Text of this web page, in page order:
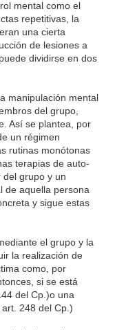
mental como el
repetitivas, la
una cierta
de lesiones a
dividirse en dos
manipulación mental
del grupo,
Así se plantea, por
un régimen
rutinas monótonas
terapias de auto-
grupo y un
de aquella persona
y sigue estas
el grupo y la
la realización de
como, por
si se está
del Cp.)o una
248 del Cp.)